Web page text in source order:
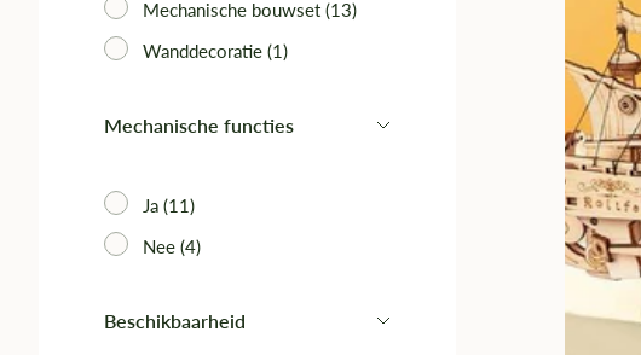
Mechanische bouwset (13)
Wanddecoratie (1)
Mechanische functies
Ja (11)‎
Nee (4)‎
Beschikbaarheid